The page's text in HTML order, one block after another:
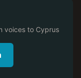
voices to Cyprus